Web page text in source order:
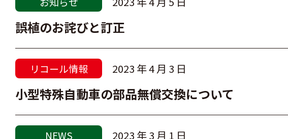
誤植のお詫びと訂正
リコール情報 2023 年 4 月 3 日
小型特殊自動車の部品無償交換について
NEWS 2023 年 3 月 1 日